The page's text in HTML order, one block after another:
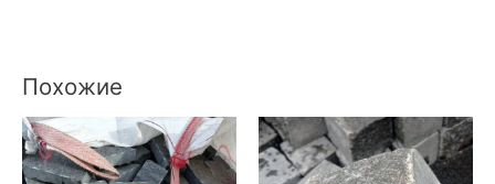
Похожие